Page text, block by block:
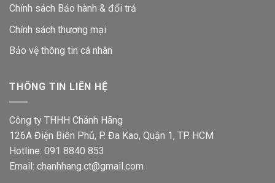
Chính sách Bảo hành & đổi trả
Chính sách thương mại
Bảo vệ thông tin cá nhân
THÔNG TIN LIÊN HỆ
Công ty THHH Chánh Hãng
126A Điện Biên Phủ, P. Đa Kao, Quận 1, TP. HCM
Hotline: 091 8840 853
Email: chanhhang.ct@gmail.com